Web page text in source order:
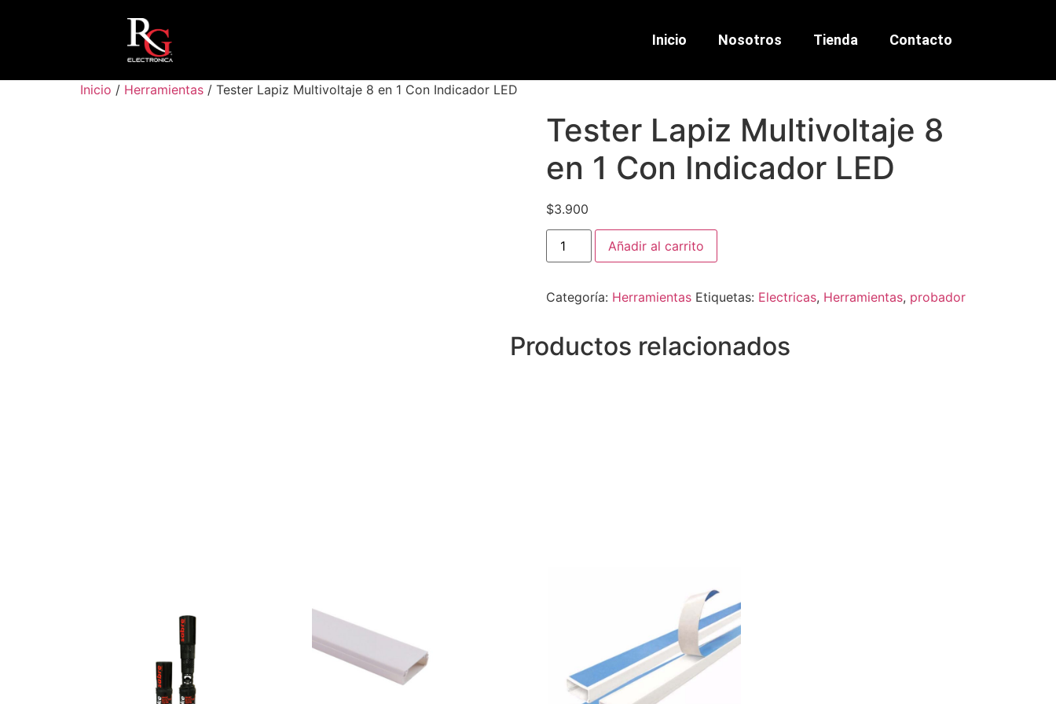
Inicio Nosotros Tienda Contacto
Inicio / Herramientas / Tester Lapiz Multivoltaje 8 en 1 Con Indicador LED
Tester Lapiz Multivoltaje 8
en 1 Con Indicador LED
$3.900
Añadir al carrito
Categoría: Herramientas Etiquetas: Electricas, Herramientas, probador
Productos relacionados